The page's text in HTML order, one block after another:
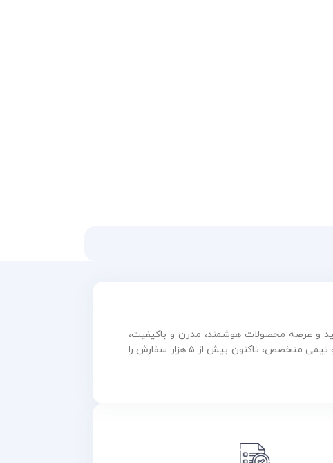
و عرضه محصولات هوشمند، مدرن و باکیفیت،
همواره در مسیر رشد و نوآوری گام برداشته است. این مجموعه با بهره‌گیری از فناوری روز و تیمی متخصص، تاکنون بیش از ۵ هزار سفارش را